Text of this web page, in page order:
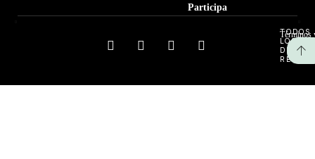
Participa
TODOS
LOS
Términos